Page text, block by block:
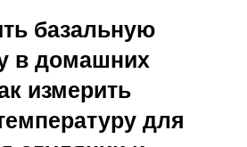
базальную
в домашних
измерить
для